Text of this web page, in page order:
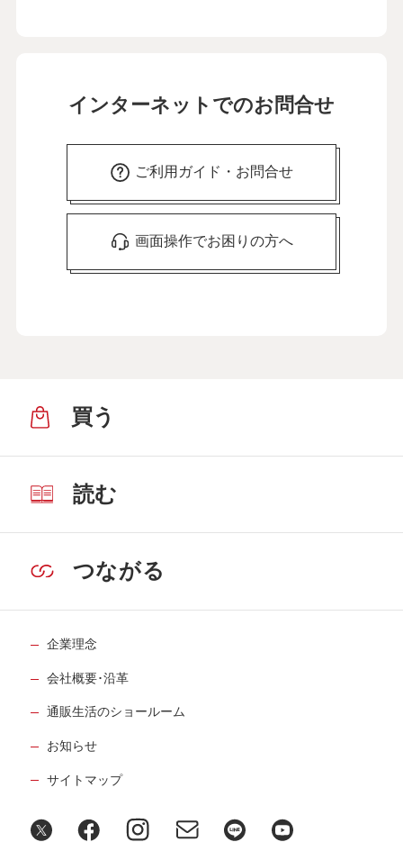
インターネットでのお問合せ
ご利用ガイド・お問合せ
画面操作でお困りの方へ
買う
読む
つながる
企業理念
会社概要･沿革
通販生活のショールーム
お知らせ
サイトマップ